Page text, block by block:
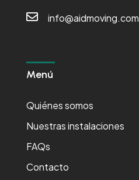

info@aidmoving.com
Menú
Quiénes somos
Nuestras instalaciones
FAQs
Contacto